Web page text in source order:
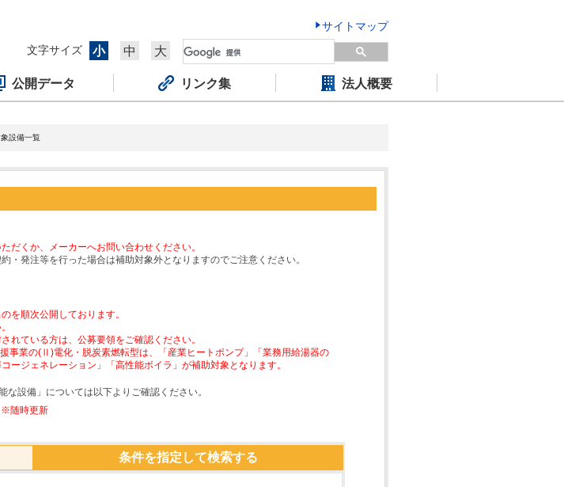
サイトマップ
文字サイズ
小 中 大
公開データ リンク集 法人概要
設備一覧
だくか、メーカーへお問い合わせください。
発注等を行った場合は補助対象外となりますのでご注意ください。
を順次公開しております。
れている方は、公募要領をご確認ください。
事業の(Ⅱ)電化・脱炭素燃転型は、「産業ヒートポンプ」「業務用給湯器の
ージェネレーション」「高性能ボイラ」が補助対象となります。
設備」については以下よりご確認ください。
随時更新
条件を指定して検索する